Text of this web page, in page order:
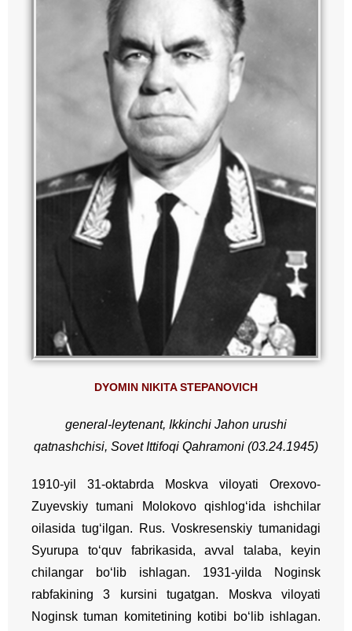
DYOMIN NIKITA STEPANOVICH
general-leytenant, Ikkinchi Jahon urushi
qatnashchisi, Sovet Ittifoqi Qahramoni (03.24.1945)
1910-yil 31-oktabrda Moskva viloyati Orexovo-
Zuyevskiy tumani Molokovo qishlog‘ida ishchilar
oilasida tug‘ilgan. Rus. Voskresenskiy tumanidagi
Syurupa to‘quv fabrikasida, avval talaba, keyin
chilangar bo‘lib ishlagan. 1931-yilda Noginsk
rabfakining 3 kursini tugatgan. Moskva viloyati
Noginsk tuman komitetining kotibi bo‘lib ishlagan.